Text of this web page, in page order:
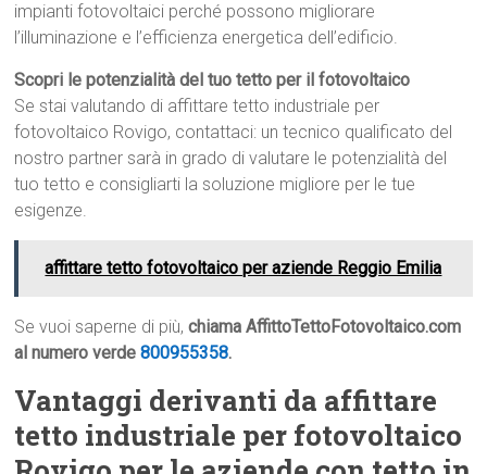
impianti fotovoltaici perché possono migliorare
l’illuminazione e l’efficienza energetica dell’edificio.
Scopri le potenzialità del tuo tetto per il fotovoltaico
Se stai valutando di affittare tetto industriale per
fotovoltaico Rovigo, contattaci: un tecnico qualificato del
nostro partner sarà in grado di valutare le potenzialità del
tuo tetto e consigliarti la soluzione migliore per le tue
esigenze.
affittare tetto fotovoltaico per aziende Reggio Emilia
Se vuoi saperne di più,chiama AffittoTettoFotovoltaico.com
al numero verde800955358.
Vantaggi derivanti da affittare
tetto industriale per fotovoltaico